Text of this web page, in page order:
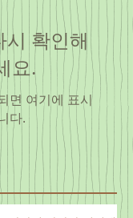
시 확인해
요.
면 여기에 표시
다.